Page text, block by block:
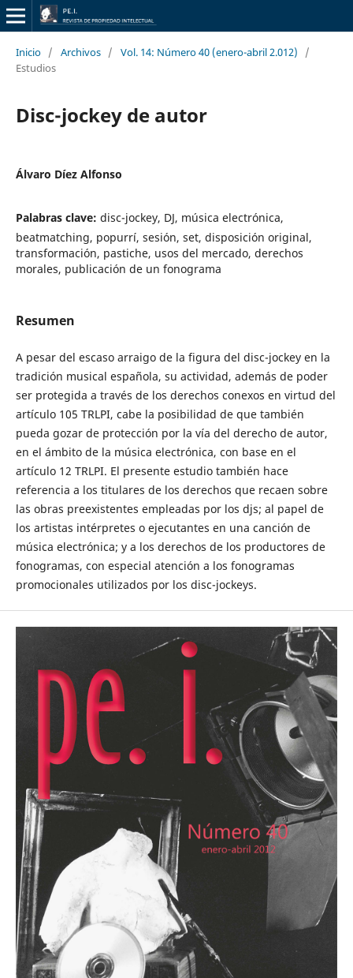
Inicio / Archivos / Vol. 14: Número 40 (enero-abril 2.012)
/
Estudios
Disc-jockey de autor
Álvaro Díez Alfonso
Palabras clave: disc-jockey, DJ, música electrónica,
beatmatching, popurrí, sesión, set, disposición original,
transformación, pastiche, usos del mercado, derechos
morales, publicación de un fonograma
Resumen
A pesar del escaso arraigo de la figura del disc-jockey en la
tradición musical española, su actividad, además de poder
ser protegida a través de los derechos conexos en virtud del
artículo 105 TRLPI, cabe la posibilidad de que también
pueda gozar de protección por la vía del derecho de autor,
en el ámbito de la música electrónica, con base en el
artículo 12 TRLPI. El presente estudio también hace
referencia a los titulares de los derechos que recaen sobre
las obras preexistentes empleadas por los djs; al papel de
los artistas intérpretes o ejecutantes en una canción de
música electrónica; y a los derechos de los productores de
fonogramas, con especial atención a los fonogramas
promocionales utilizados por los disc-jockeys.